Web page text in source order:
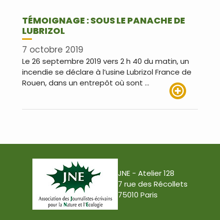
TÉMOIGNAGE : SOUS LE PANACHE DE
LUBRIZOL
7 octobre 2019
Le 26 septembre 2019 vers 2 h 40 du matin, un
incendie se déclare à l’usine Lubrizol France de
Rouen, dans un entrepôt où sont …
JNE - Atelier 128
7 rue des Récollets
75010 Paris